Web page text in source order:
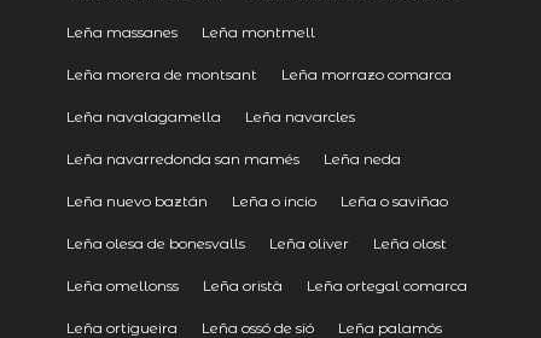
Leña massanes Leña montmell
Leña morera de montsant Leña morrazo comarca
Leña navalagamella Leña navarcles
Leña navarredonda san mamés Leña neda
Leña nuevo baztán Leña o incio Leña o saviñao
Leña olesa de bonesvalls Leña oliver Leña olost
Leña omellonss Leña oristà Leña ortegal comarca
Leña ortigueira Leña ossó de sió Leña palamós